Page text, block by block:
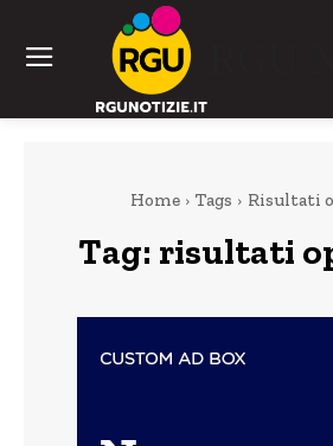
Home Tags Risultati
Tag: risultati